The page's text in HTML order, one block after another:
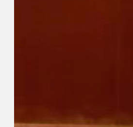
联系我们